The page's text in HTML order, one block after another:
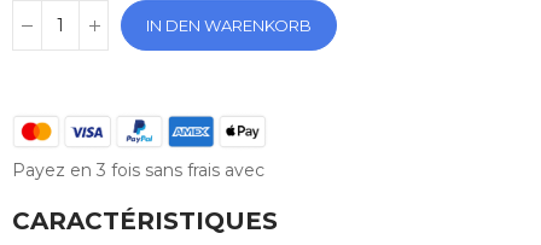
IN DEN WARENKORB
Payez en 3 fois sans frais avec
CARACTÉRISTIQUES